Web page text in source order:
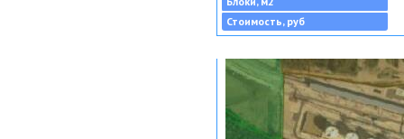
Стоимость, руб